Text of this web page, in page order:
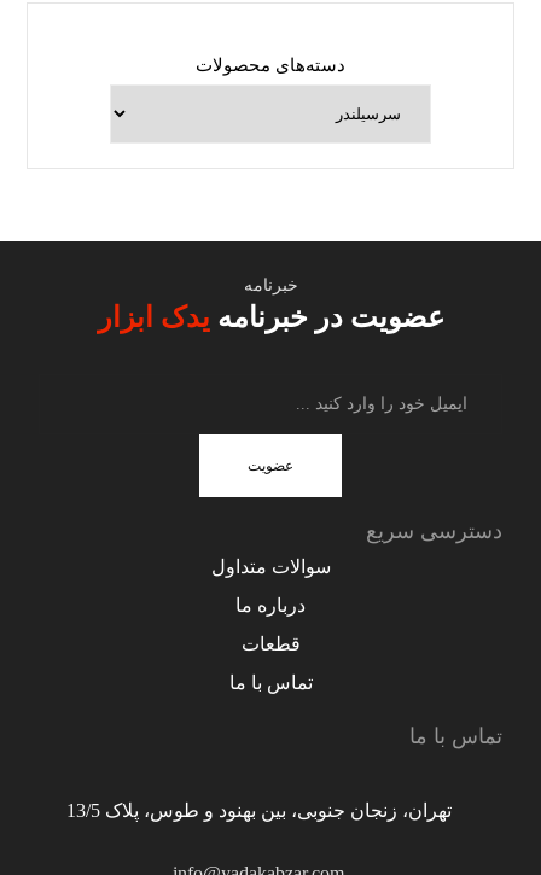
دسته‌های محصولات
خبرنامه
عضویت در خبرنامه یدک ابزار
عضویت
دسترسی سریع
سوالات متداول
درباره ما
قطعات
تماس با ما
تماس با ما
تهران، زنجان جنوبی، بین بهنود و طوس، پلاک 13/5